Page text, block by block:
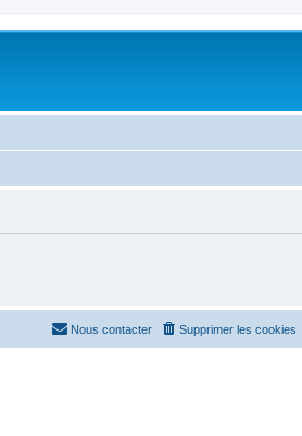
Supprimer les cookies
Nous contacter